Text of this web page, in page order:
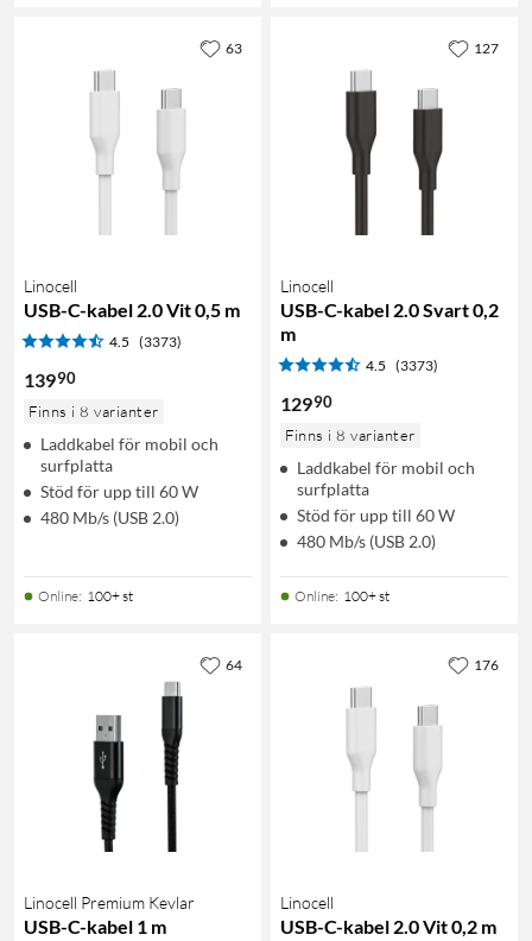
Linocell
USB-C-kabel 2.0 Vit 0,5 m
4.5 (3373)
13990
Finns i 8 varianter
Laddkabel för mobil och
surfplatta
Stöd för upp till 60 W
480 Mb/s (USB 2.0)
Online: 100+ st
63
Linocell
USB-C-kabel 2.0 Svart 0,2
m
4.5 (3373)
12990
Finns i 8 varianter
Laddkabel för mobil och
surfplatta
Stöd för upp till 60 W
480 Mb/s (USB 2.0)
Online: 100+ st
127
Linocell Premium Kevlar
USB-C-kabel 1 m
64
Linocell
USB-C-kabel 2.0 Vit 0,2 m
176